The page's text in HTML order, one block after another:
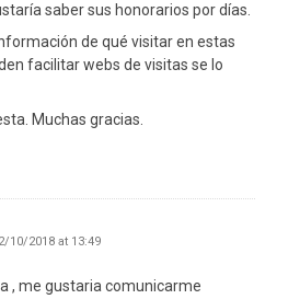
saber sus honorarios por días.
de qué visitar en estas
facilitar webs de visitas se lo
Muchas gracias.
10/2018 at 13:49
, me gustaria comunicarme